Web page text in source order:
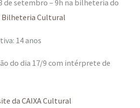
de setembro – 9h na bilheteria do
Bilheteria Cultural
14 anos
do dia 17/9 com intérprete de
da CAIXA Cultural